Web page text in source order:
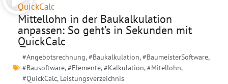
QuickCalc
Mittellohn in der Baukalkulation
anpassen: So geht’s in Sekunden mit
QuickCalc
#Angebotsrechnung,#Baukalkulation,#BaumeisterSoftware,
#Bausoftware,#Elemente,#Kalkulation,#Mitellohn,
#QuickCalc, Leistungsverzeichnis